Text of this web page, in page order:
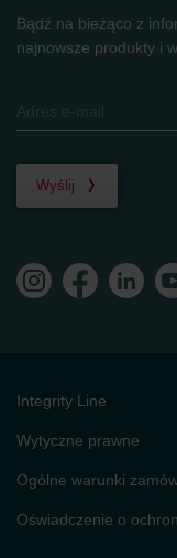
Bądź na bieżąco z
najnowsze produkty i
Wyślij
Integrity Line
Wytyczne prawne
Ogólne warunki
Oświadczenie o